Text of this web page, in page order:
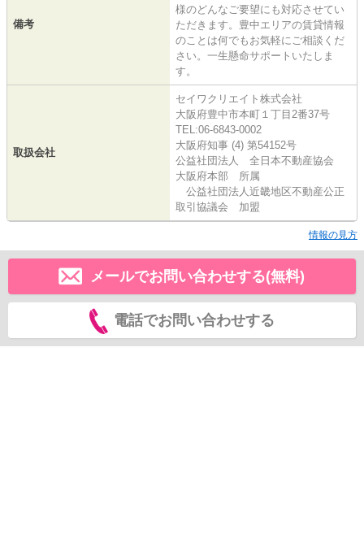
備考
様のどんなご要望にも対応させてい
ただきます。豊中エリアの賃貸情報
のことは何でもお気軽にご相談くだ
さい。一生懸命サポートいたしま
す。
取扱会社
セイワクリエイト株式会社
大阪府豊中市本町１丁目2番37号
TEL:06-6843-0002
大阪府知事 (4) 第54152号
公益社団法人 全日本不動産協会
大阪府本部 所属
公益社団法人近畿地区不動産公正
取引協議会 加盟
情報の見方
メールでお問い合わせする(無料)
電話でお問い合わせする